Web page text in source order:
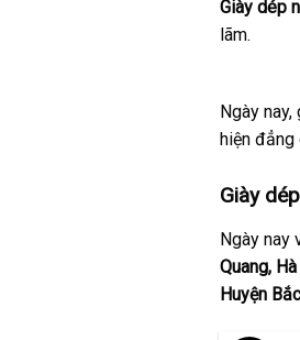
Giày dép
lãm.
Ngày
hiện đẳng
Giày
Ngày nay
Quang,
Huyện